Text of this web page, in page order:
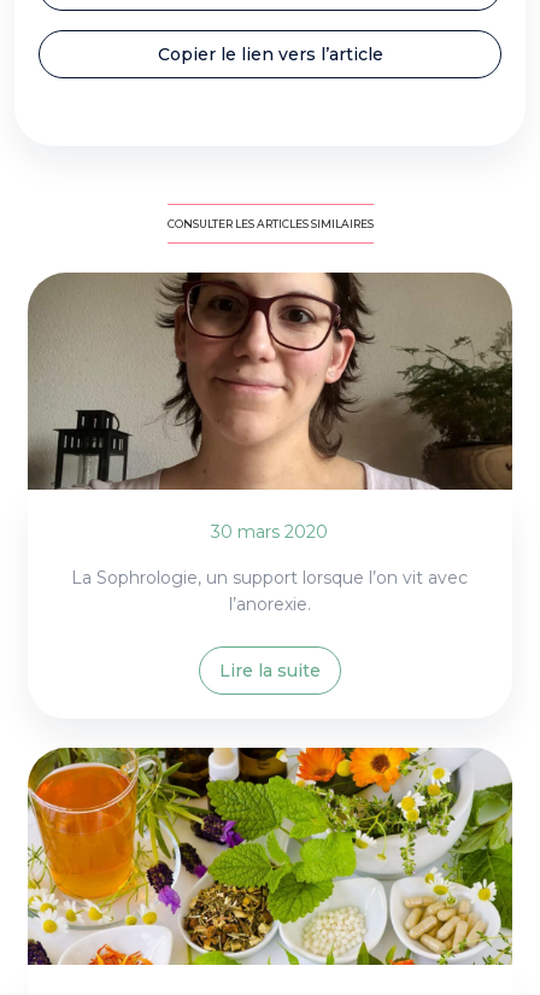
Copier le lien vers l’article
CONSULTER LES ARTICLES SIMILAIRES
30 mars 2020
La Sophrologie, un support lorsque l’on vit avec
l’anorexie.
Lire la suite